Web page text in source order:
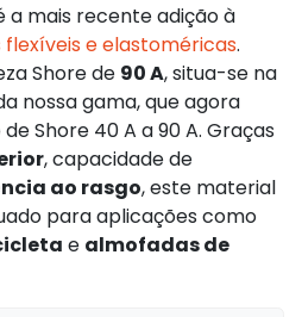
a mais recente adição à
flexíveis e elastoméricas.
Shore de 90 A, situa-se na
nossa gama, que agora
Shore 40 A a 90 A. Graças
, capacidade de
ao rasgo, este material
para aplicações como
e almofadas de